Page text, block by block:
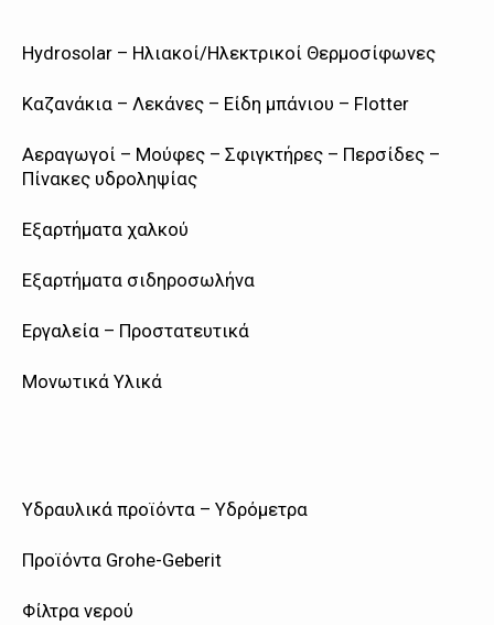
Hydrosolar – Ηλιακοί/Ηλεκτρικοί Θερμοσίφωνες
Καζανάκια – Λεκάνες – Είδη μπάνιου – Flotter
Αεραγωγοί – Μούφες – Σφιγκτήρες – Περσίδες –
Πίνακες υδροληψίας
Εξαρτήματα χαλκού
Εξαρτήματα σιδηροσωλήνα
Εργαλεία – Προστατευτικά
Μονωτικά Υλικά
Υδραυλικά προϊόντα – Υδρόμετρα
Προϊόντα Grohe-Geberit
Φίλτρα νερού